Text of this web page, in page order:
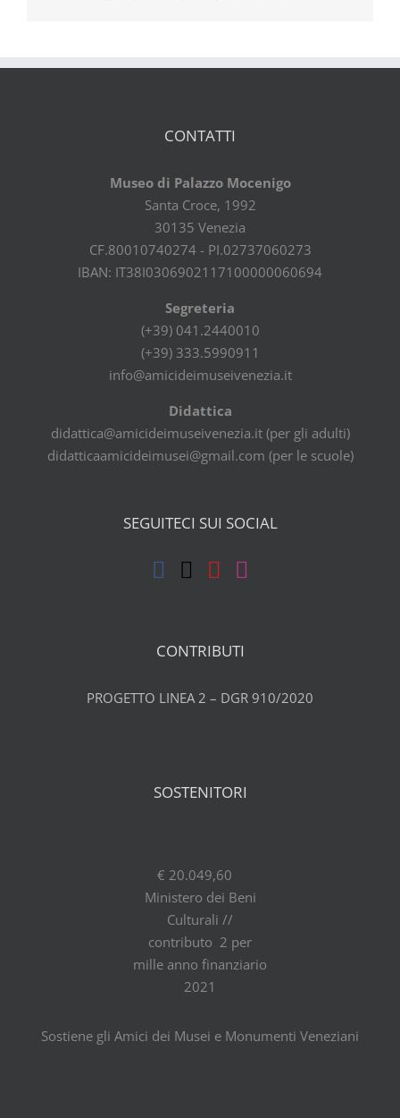
CONTATTI
Museo di Palazzo Mocenigo
Santa Croce, 1992
30135 Venezia
CF.80010740274 - PI.02737060273
IBAN: IT38I0306902117100000060694
Segreteria
(+39) 041.2440010
(+39) 333.5990911
info@amicideimuseivenezia.it
Didattica
didattica@amicideimuseivenezia.it (per gli adulti)
didatticaamicideimusei@gmail.com (per le scuole)
SEGUITECI SUI SOCIAL
CONTRIBUTI
PROGETTO LINEA 2 – DGR 910/2020
SOSTENITORI
€ 20.049,60
Ministero dei Beni
Culturali //
contributo 2 per
mille anno finanziario
2021
Sostiene gli Amici dei Musei e Monumenti Veneziani